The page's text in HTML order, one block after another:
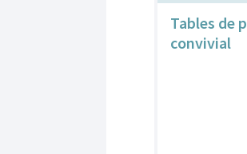
Tables de
convivial